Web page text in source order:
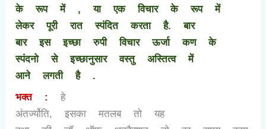
के रूप में ,या एक विचार के रूप में
लेकर पूरी रात स्पंदित करता है. बार
बार इस इच्छा रुपी विचार ऊर्जा कण के
स्पंदनो से इच्छानुसार वस्तु अस्तित्व में
आने लगती है .
भक्त :
हे
अंतर्ज्योति,इसका मतलब तो यह